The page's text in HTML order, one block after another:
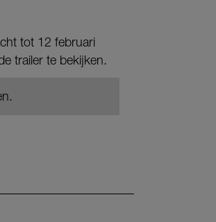
tot 12 februari
trailer te bekijken.